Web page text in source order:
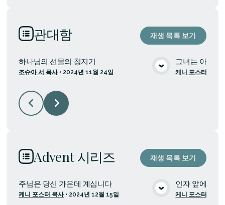
관대함 재생 목록 보기
미디어 보기
하나님의 선물의 청지기
조슈아 서 목사• 2024년 11월 24일
그녀는 아름다
케니 포스터 목사
Advent 시리즈 재생 목록 보기
미디어 보기
주님은 당신 가운데 계십니다
케니 포스터 목사• 2024년 12월 15일
인자 앞에 서
케니 포스터 목사